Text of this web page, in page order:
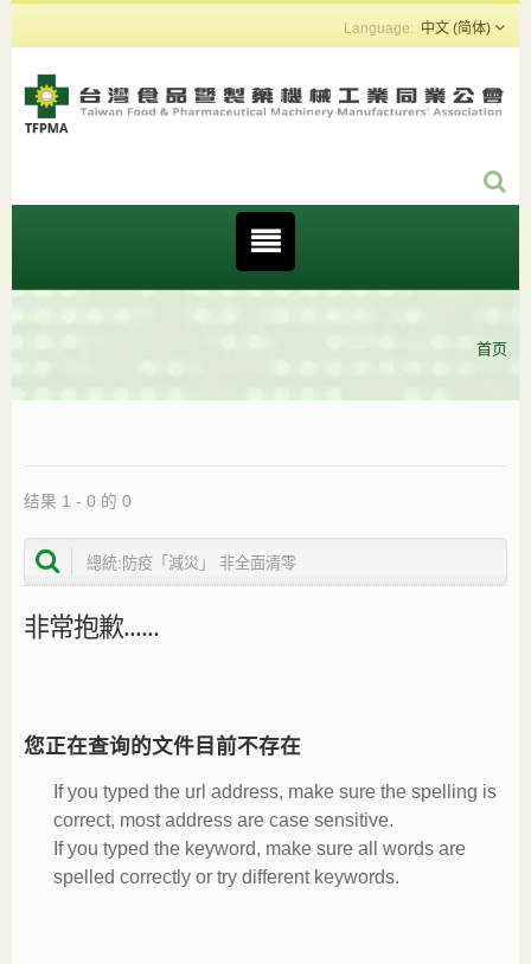
中文 (简体)
首页
结果 1 - 0 的 0
非常抱歉......
您正在查询的文件目前不存在
If you typed the url address, make sure the spelling is
correct, most address are case sensitive.
If you typed the keyword, make sure all words are
spelled correctly or try different keywords.